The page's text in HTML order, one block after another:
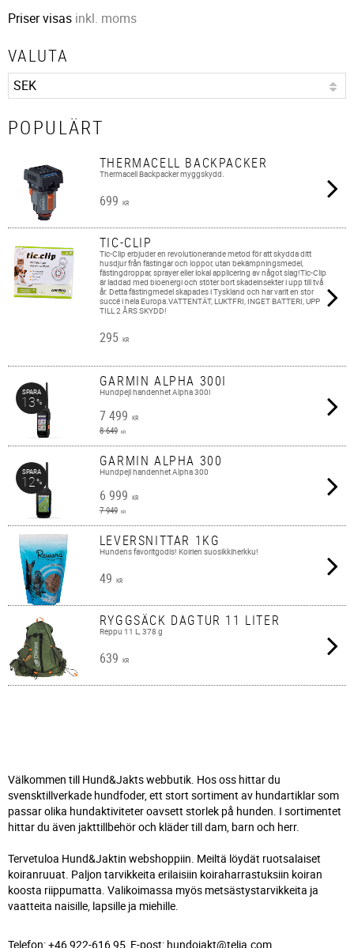
Priser visas inkl. moms
VALUTA
POPULÄRT
THERMACELL BACKPACKER
Thermacell Backpacker myggskydd.
699 KR
TIC-CLIP
Tic-Clip erbjuder en revolutionerande metod för att skydda ditt
husdjur från fästingar och loppor, utan bekämpningsmedel,
fästingdroppar, sprayer eller lokal applicering av något slag!Tic-Clip
är laddad med bioenergi och stöter bort skadeinsekter i upp till två
år. Detta fästingmedel skapades i Tyskland och har varit en stor
succé i hela Europa.VATTENTÄT, LUKTFRI, INGET BATTERI, UPP
TILL 2 ÅRS SKYDD!
295 KR
GARMIN ALPHA 300I
Hundpejl handenhet Alpha 300i
7 499 KR
8 649 KR
SPARA
13%
GARMIN ALPHA 300
Hundpejl handenhet Alpha 300
6 999 KR
7 949 KR
SPARA
12%
LEVERSNITTAR 1KG
Hundens favoritgodis! Koirien suosikkiherkku!
49 KR
RYGGSÄCK DAGTUR 11 LITER
Reppu 11 L, 378 g
639 KR
Välkommen till Hund&Jakts webbutik. Hos oss hittar du
svensktillverkade hundfoder, ett stort sortiment av hundartiklar som
passar olika hundaktiviteter oavsett storlek på hunden. I sortimentet
hittar du även jakttillbehör och kläder till dam, barn och herr.
Tervetuloa Hund&Jaktin webshoppiin. Meiltä löydät ruotsalaiset
koiranruuat. Paljon tarvikkeita erilaisiin koiraharrastuksiin koiran
koosta riippumatta. Valikoimassa myös metsästystarvikkeita ja
vaatteita naisille, lapsille ja miehille.
Telefon: +46 922-616 95, E-post: hundojakt@telia.com